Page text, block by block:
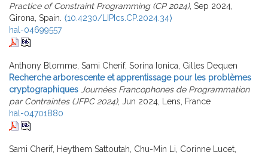
Practice of Constraint Programming (CP 2024), Sep 2024,
Girona, Spain. ⟨10.4230/LIPIcs.CP.2024.34⟩
hal-04699557
Anthony Blomme, Sami Cherif, Sorina Ionica, Gilles Dequen
Recherche arborescente et apprentissage pour les problèmes
cryptographiques Journées Francophones de Programmation
par Contraintes (JFPC 2024), Jun 2024, Lens, France
hal-04701880
Sami Cherif, Heythem Sattoutah, Chu-Min Li, Corinne Lucet,